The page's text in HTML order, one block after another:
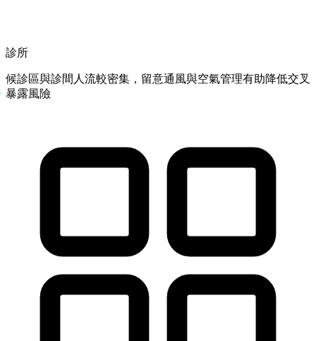
診所
候診區與診間人流較密集，留意通風與空氣管理有助降低交叉
暴露風險